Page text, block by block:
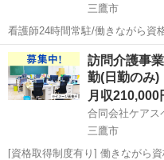
三鷹市
看護師24時間常駐/働きながら資
者研修・介護福祉士) 【施設名】 医療法人啓仁会 介護老人保健施設三
鷹ロイヤルの丘 【勤務地】 東京都 三鷹市 【アクセス】 仙川駅/つつ
じケ丘駅/柴...
東京 三鷹市 介護福祉士
訪問介護事
勤(日勤のみ)
月収210,000
合同会社ケアス
三鷹市
[資格取得制度有り] 働きながら